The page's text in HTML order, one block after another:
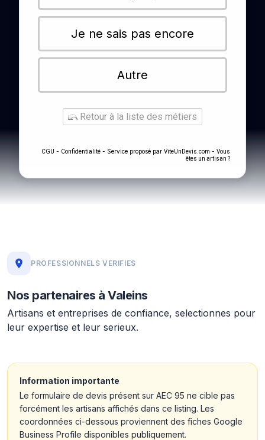
Je ne sais pas encore
Autre
Retour à la liste des métiers
CGU - Confidentialité - Service proposé par ViteUnDevis.com - Vous
êtes un artisan ?
PROFESSIONNELS VERIFIES
Nos partenaires à Valeins
Artisans et entreprises de confiance, selectionnes pour
leur expertise et leur serieux.
Information importante
Le formulaire de devis présent sur AEC 95 ne cible pas
forcément les artisans affichés dans ce listing. Les
coordonnées ci-dessous proviennent des fiches Google
Business Profile disponibles publiquement.